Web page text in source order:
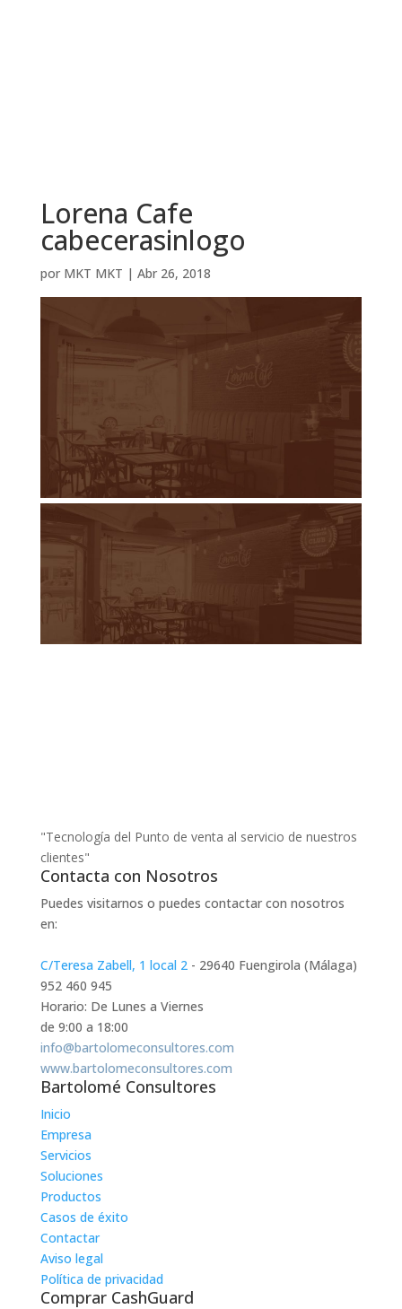
Lorena Cafe
cabecerasinlogo
por MKT MKT | Abr 26, 2018
"Tecnología del Punto de venta al servicio de nuestros
clientes"
Contacta con Nosotros
Puedes visitarnos o puedes contactar con nosotros
en:
C/Teresa Zabell, 1 local 2- 29640 Fuengirola (Málaga)
952 460 945
Horario: De Lunes a Viernes
de 9:00 a 18:00
info@bartolomeconsultores.com
www.bartolomeconsultores.com
Bartolomé Consultores
Inicio
Empresa
Servicios
Soluciones
Productos
Casos de éxito
Contactar
Aviso legal
Política de privacidad
Comprar CashGuard